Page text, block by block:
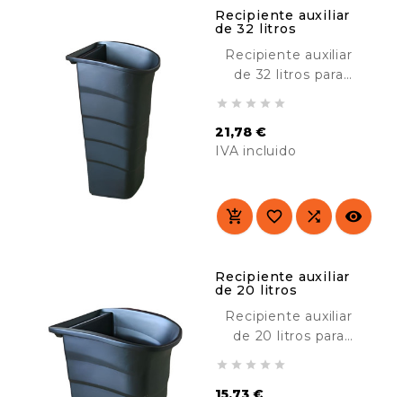
comedores, colegios,
industria, etc.
Recipiente auxiliar
de 32 litros
Recipiente auxiliar
de 32 litros para
recogida de
residuos, cubiertos,
residencias, colegios,
etc.
    
21,78 €
IVA incluido
   
Recipiente auxiliar
de 20 litros
Recipiente auxiliar
de 20 litros para
    